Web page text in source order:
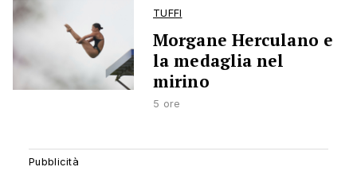
TUFFI
Morgane Herculano e
la medaglia nel
mirino
5 ore